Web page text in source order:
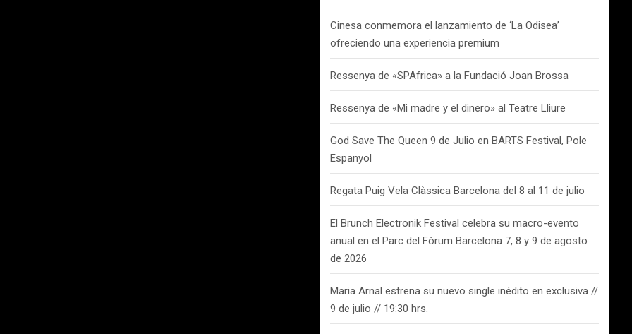
Cinesa conmemora el lanzamiento de ‘La Odisea’
ofreciendo una experiencia premium
Ressenya de «SPAfrica» a la Fundació Joan Brossa
Ressenya de «Mi madre y el dinero» al Teatre Lliure
God Save The Queen 9 de Julio en BARTS Festival, Pole
Espanyol
Regata Puig Vela Clàssica Barcelona del 8 al 11 de julio
El Brunch Electronik Festival celebra su macro-evento
anual en el Parc del Fòrum Barcelona 7, 8 y 9 de agosto
de 2026
Maria Arnal estrena su nuevo single inédito en exclusiva //
9 de julio // 19:30 hrs.